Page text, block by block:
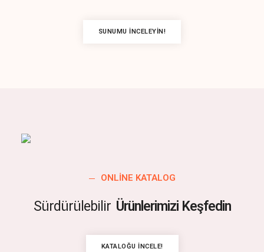
SUNUMU İNCELEYIN!
ONLINE KATALOG
Sürdürülebilir Ürünlerimizi Keşfedin
KATALOĞU İNCELE!